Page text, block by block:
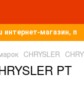
магазин,
CHRYSLER
PT